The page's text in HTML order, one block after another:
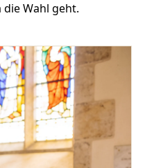
Wahl geht.